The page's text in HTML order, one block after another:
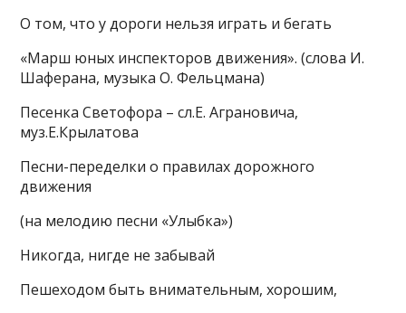
О том, что у дороги нельзя играть и бегать
«Марш юных инспекторов движения». (слова И.
Шаферана, музыка О. Фельцмана)
Песенка Светофора – сл.Е. Аграновича,
муз.Е.Крылатова
Песни-переделки о правилах дорожного
движения
(на мелодию песни «Улыбка»)
Никогда, нигде не забывай
Пешеходом быть внимательным, хорошим,